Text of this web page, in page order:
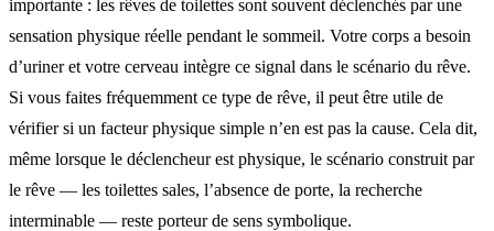
importante : les rêves de toilettes sont souvent déclenchés par une
sensation physique réelle pendant le sommeil. Votre corps a besoin
d’uriner et votre cerveau intègre ce signal dans le scénario du rêve.
Si vous faites fréquemment ce type de rêve, il peut être utile de
vérifier si un facteur physique simple n’en est pas la cause. Cela dit,
même lorsque le déclencheur est physique, le scénario construit par
le rêve — les toilettes sales, l’absence de porte, la recherche
interminable — reste porteur de sens symbolique.